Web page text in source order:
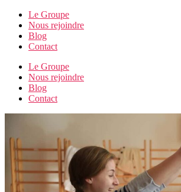
Le Groupe
Nous rejoindre
Blog
Contact
Le Groupe
Nous rejoindre
Blog
Contact